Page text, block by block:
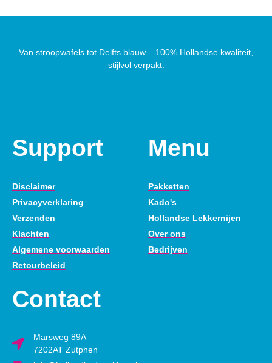
Van stroopwafels tot Delfts blauw – 100% Hollandse kwaliteit,
stijlvol verpakt.
Support
Disclaimer
Privacyverklaring
Verzenden
Klachten
Algemene voorwaarden
Retourbeleid
Menu
Pakketten
Kado's
Hollandse Lekkernijen
Over ons
Bedrijven
Contact
Marsweg 89A
7202AT Zutphen